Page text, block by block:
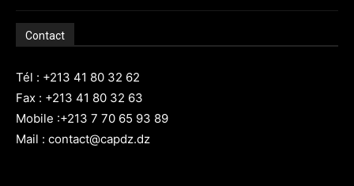
Contact
Tél : +213 41 80 32 62
Fax : +213 41 80 32 63
Mobile :+213 7 70 65 93 89
Mail : contact@capdz.dz